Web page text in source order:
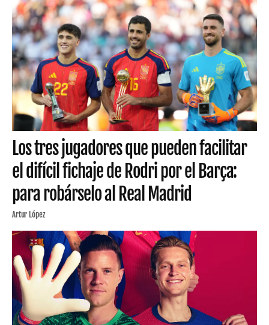
Los tres jugadores que pueden facilitar
el difícil fichaje de Rodri por el Barça:
para robárselo al Real Madrid
Artur López